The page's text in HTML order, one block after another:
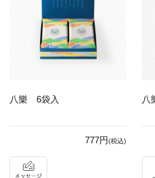
八樂 6袋入
777円(税込)
八